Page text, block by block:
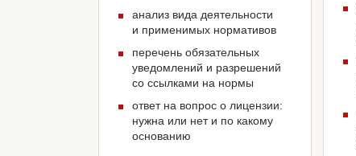
анализ вида деятельности
и применимых нормативов
перечень обязательных
уведомлений и разрешений
со ссылками на нормы
ответ на вопрос о лицензии:
нужна или нет и по какому
основанию